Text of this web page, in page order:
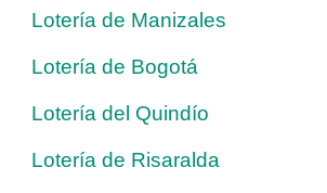
Lotería de Manizales
Lotería de Bogotá
Lotería del Quindío
Lotería de Risaralda